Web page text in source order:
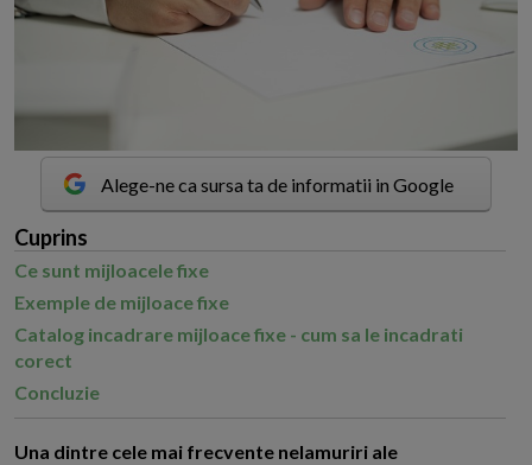
Alege-ne ca sursa ta de informatii in Google
Cuprins
Ce sunt mijloacele fixe
Exemple de mijloace fixe
Catalog incadrare mijloace fixe - cum sa le incadrati
corect
Concluzie
Una dintre cele mai frecvente nelamuriri ale